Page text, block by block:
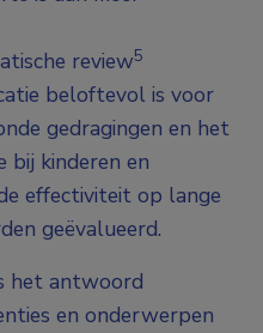
review5
beloftevol is voor
gedragingen en het
bij kinderen en
effectiviteit op lange
geëvalueerd.
het antwoord
en onderwerpen